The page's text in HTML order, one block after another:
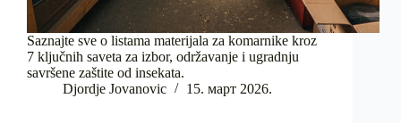
Saznajte sve o listama materijala za komarnike kroz
7 ključnih saveta za izbor, održavanje i ugradnju
savršene zaštite od insekata.
Djordje Jovanovic
15. март 2026.